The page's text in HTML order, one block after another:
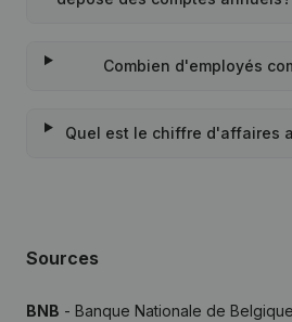
Combien d'employés
Quel est le chiffre d'affaires
Sources
BNB - Banque Nationale de Belgique